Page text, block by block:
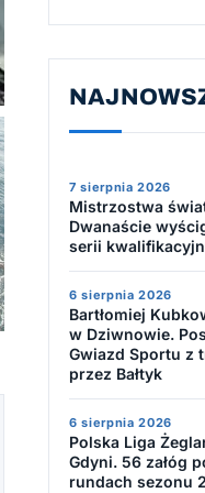
7 sierpnia 2026
Mistrzostwa
Dwanaście
serii
6 sierpnia 2026
Bartłomiej
w Dziwnowie.
Gwiazd Sportu z
przez Bałtyk
6 sierpnia 2026
Polska Liga
Gdyni. 56 załóg
rundach sezonu